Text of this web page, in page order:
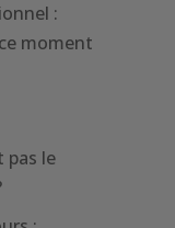
:
moment
pas le